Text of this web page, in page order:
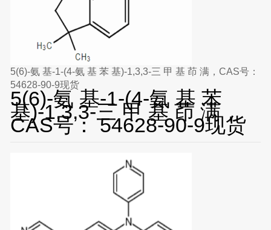
5(6)-氨 基-1-(4-氨 基 苯 基)-1,3,3-三 甲 基 茚 满，CAS号：
54628-90-9现货
5(6)-氨 基-1-(4-氨 基 苯
基)-1,3,3-三 甲 基 茚 满，
CAS号： 54628-90-9现货